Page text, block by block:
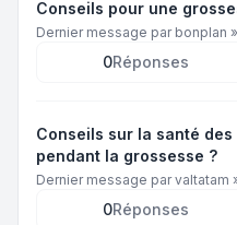
Conseils pour une
Dernier message par bonplan »
0Réponses
Conseils sur la santé
pendant la grossesse ?
Dernier message parvaltatam
0Réponses